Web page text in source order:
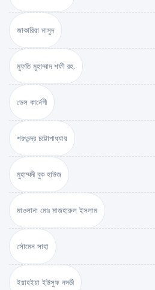
জাকারিয়া মাসুদ
মুফতি মুহাম্মাদ শফী রহ.
ডেল কার্নেগী
শরৎচন্দ্র চট্টোপাধ্যায়
মুহাম্মদী বুক হাউজ
মাওলানা মোঃ মাজহারুল ইসলাম
সৌমেন সাহা
ইয়াহইয়া ইউসুফ নদভী